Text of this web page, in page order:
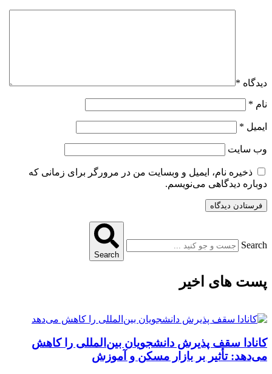
دیدگاه *
نام *
ایمیل *
وب‌ سایت
ذخیره نام، ایمیل و وبسایت من در مرورگر برای زمانی که
دوباره دیدگاهی می‌نویسم.
Search
Search
پست های اخیر
کانادا سقف پذیرش دانشجویان بین‌المللی را کاهش
می‌دهد: تأثیر بر بازار مسکن و آموزش